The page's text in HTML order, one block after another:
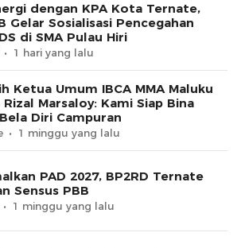
dengan KPA Kota Ternate,
Gelar Sosialisasi Pencegahan
di SMA Pulau Hiri
1 hari yang lalu
Ketua Umum IBCA MMA Maluku
Rizal Marsaloy: Kami Siap Bina
Diri Campuran
1 minggu yang lalu
PAD 2027, BP2RD Ternate
Sensus PBB
1 minggu yang lalu